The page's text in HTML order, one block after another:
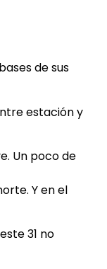
de sus
estación y
Un poco de
Y en el
31 no